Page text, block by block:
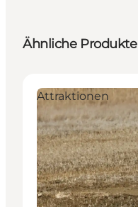
Ähnliche Produkte
Attraktionen